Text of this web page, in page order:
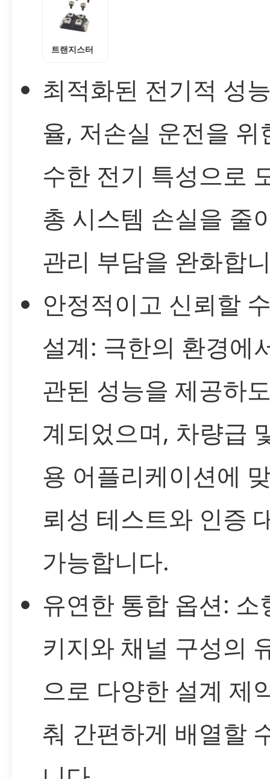
트랜지스터
최적화된 전기적 성
율, 저손실 운전을 위
수한 전기 특성으로
총 시스템 손실을 줄
관리 부담을 완화합
안정적이고 신뢰할
설계: 극한의 환경에
관된 성능을 제공하
계되었으며, 차량급
용 어플리케이션에
뢰성 테스트와 인증
가능합니다.
유연한 통합 옵션: 소
키지와 채널 구성의
으로 다양한 설계 제
춰 간편하게 배열할